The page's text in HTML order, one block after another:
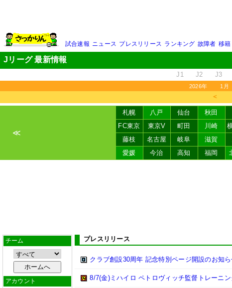
試合速報 ニュース プレスリリース ランキング 故障者 移籍
Jリーグ 最新情報
J1 J2 J3
2026年 1月
＜
≪
札幌 八戸 仙台 秋田
FC東京
東京V 町田 川崎
藤枝
名古屋 岐阜 滋賀
愛媛
今治 高知 福岡
チーム
アカウント
プレスリリース
クラブ創設30周年 記念特別ページ開設のお知
8/7(金)ミハイロ ペトロヴィッチ監督トレーニン